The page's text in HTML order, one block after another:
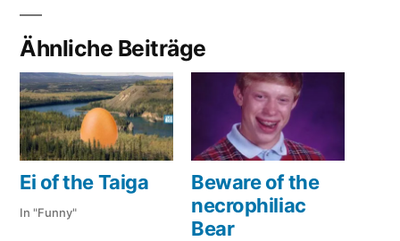
Ähnliche Beiträge
Ei of the Taiga
In "Funny"
Beware of the
necrophiliac
Bear